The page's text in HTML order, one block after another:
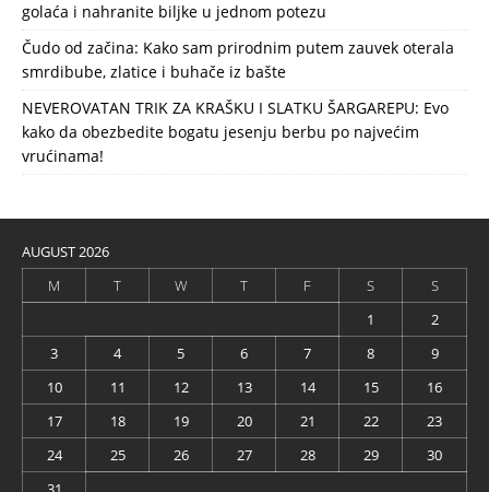
golaća i nahranite biljke u jednom potezu
Čudo od začina: Kako sam prirodnim putem zauvek oterala
smrdibube, zlatice i buhače iz bašte
NEVEROVATAN TRIK ZA KRAŠKU I SLATKU ŠARGAREPU: Evo
kako da obezbedite bogatu jesenju berbu po najvećim
vrućinama!
AUGUST 2026
M
T W T F S
S
1
2
3
4 5 6 7 8
9
10
11 12 13 14 15
16
17
18 19 20 21 22
23
24
25 26 27 28 29
30